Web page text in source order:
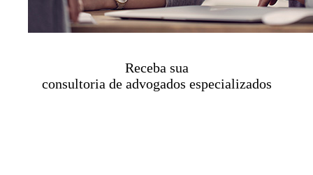
Receba sua
consultoria de advogados especializados